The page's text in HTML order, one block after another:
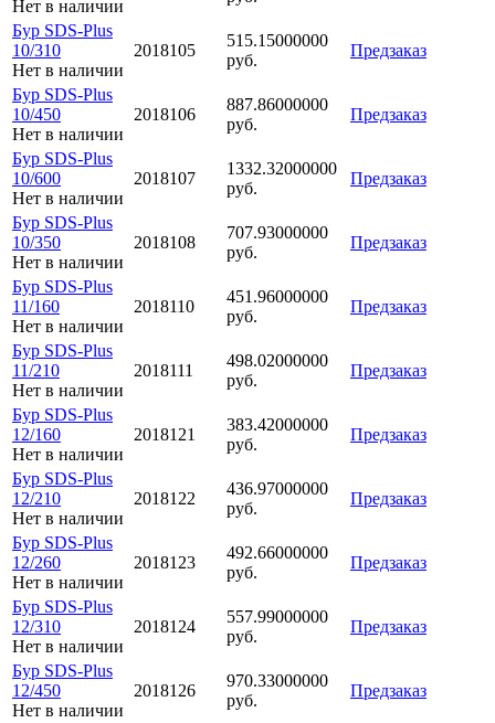
Нет в наличии
Бур SDS-Plus
10/310
Нет в наличии
2018105
515.15000000
руб.
Предзаказ
Бур SDS-Plus
10/450
Нет в наличии
2018106
887.86000000
руб.
Предзаказ
Бур SDS-Plus
10/600
Нет в наличии
2018107
1332.32000000
руб.
Предзаказ
Бур SDS-Plus
10/350
Нет в наличии
2018108
707.93000000
руб.
Предзаказ
Бур SDS-Plus
11/160
Нет в наличии
2018110
451.96000000
руб.
Предзаказ
Бур SDS-Plus
11/210
Нет в наличии
2018111
498.02000000
руб.
Предзаказ
Бур SDS-Plus
12/160
Нет в наличии
2018121
383.42000000
руб.
Предзаказ
Бур SDS-Plus
12/210
Нет в наличии
2018122
436.97000000
руб.
Предзаказ
Бур SDS-Plus
12/260
Нет в наличии
2018123
492.66000000
руб.
Предзаказ
Бур SDS-Plus
12/310
Нет в наличии
2018124
557.99000000
руб.
Предзаказ
Бур SDS-Plus
12/450
Нет в наличии
2018126
970.33000000
руб.
Предзаказ